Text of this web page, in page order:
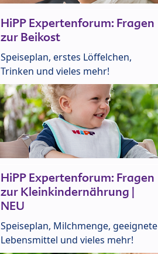
HiPP Expertenforum: Fragen
zur Beikost
Speiseplan, erstes Löffelchen,
Trinken und vieles mehr!
HiPP Expertenforum: Fragen
zur Kleinkindernährung |
NEU
Speiseplan, Milchmenge, geeignete
Lebensmittel und vieles mehr!